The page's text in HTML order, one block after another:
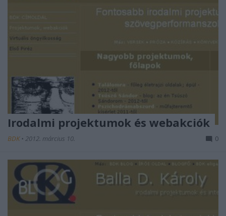
Irodalmi projektumok és webakciók
BDK • 2012. március 10. 0